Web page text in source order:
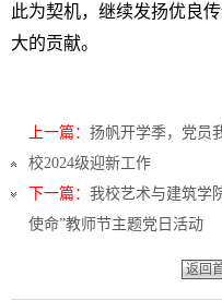
此为契机，继续发扬优良
大的贡献。
上一篇： 扬帆开学季，党员
校2024级迎新工作
下一篇： 我校艺术与建筑学
使命”教师节主题党日活动
返回